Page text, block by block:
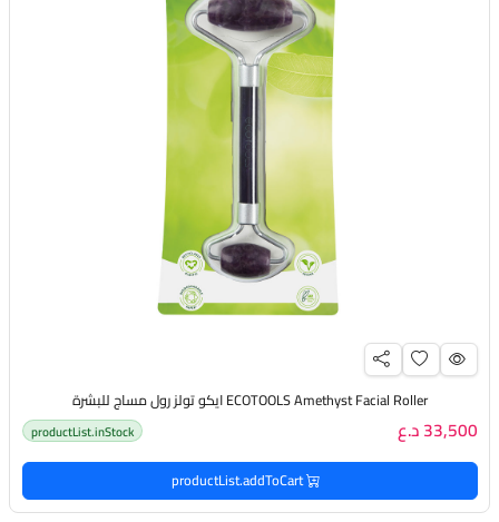
ECOTOOLS Amethyst Facial Roller ايكو تولز رول مساج للبشرة
33,500 د.ع productList.inStock
productList.addToCart